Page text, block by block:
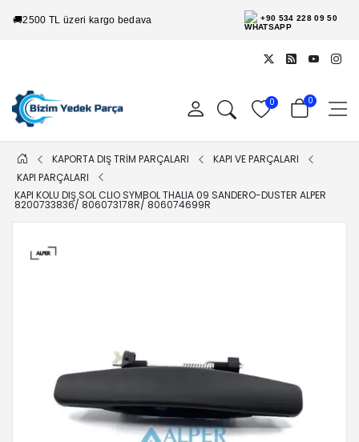
🚚2500 TL üzeri kargo bedava +90 534 228 09 50
0 0
KAPORTA DIŞ TRİM PARÇALARI
KAPI VE PARÇALARI
KAPI PARÇALARI
KAPI KOLU DIŞ SOL CLIO SYMBOL THALIA 09 SANDERO-DUSTER ALPER
8200733836/ 806073178R/ 806074699R